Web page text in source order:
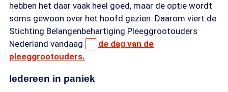
hebben het daar vaak heel goed, maar de optie wordt
soms gewoon over het hoofd gezien. Daarom viert de
Stichting Belangenbehartiging Pleeggrootouders
Nederland vandaag
de dag van de
pleeggrootouders.
Iedereen in paniek